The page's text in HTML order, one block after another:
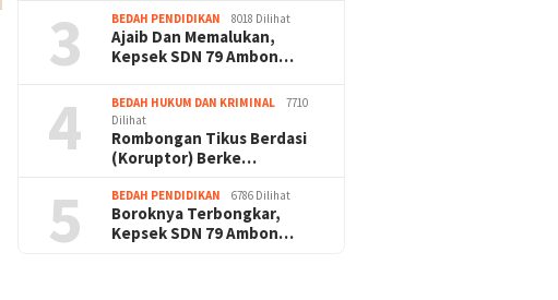
3 BEDAH PENDIDIKAN 8018 Dilihat
Ajaib Dan Memalukan,
Kepsek SDN 79 Ambon…
4 BEDAH HUKUM DAN KRIMINAL
7710
Dilihat
Rombongan Tikus Berdasi
(Koruptor) Berke…
5 BEDAH PENDIDIKAN 6786 Dilihat
Boroknya Terbongkar,
Kepsek SDN 79 Ambon…